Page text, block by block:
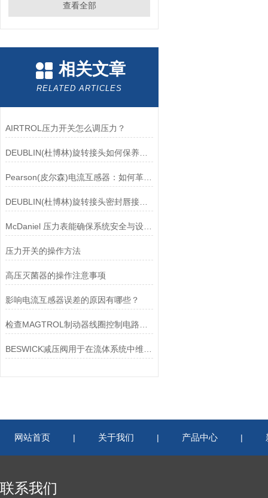
查看全部
相关文章
RELATED ARTICLES
AIRTROL压力开关怎么调压力？
DEUBLIN(杜博林)旋转接头如何保养？需要注意哪些事项？
Pearson(皮尔森)电流互感器：如何革新电力监控？
DEUBLIN(杜博林)旋转接头密封唇接觖宽度和负载
McDaniel 压力表能确保系统安全与设备寿命延长
压力开关的操作方法
高压灭菌器的操作注意事项
影响电流互感器误差的原因有哪些？
网站首页 | 关于我们 | 产品中心 |
联系我们